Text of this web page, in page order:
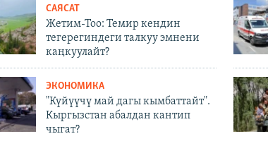
САЯСАТ
Жетим-Тоо: Темир кендин
тегерегиндеги талкуу эмнени
каңкуулайт?
ЭКОНОМИКА
"Күйүүчү май дагы кымбаттайт".
Кыргызстан абалдан кантип
чыгат?